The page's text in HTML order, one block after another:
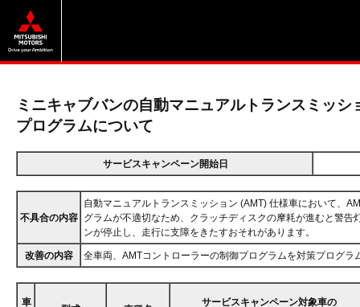
ミニキャブバンの自動マニュアルトランスミッシ
プログラムについて
サービスキャンペーン開始日
不具合の内容
自動マニュアルトランスミッション (AMT) 仕様車において、
グラムが不適切なため、クラッチディスクの摩耗が進むと警告
ンが停止し、走行に支障をきたすおそれがあります。
改善の内容 全車両、AMTコントローラーの制御プログラムを対策プログラ
車
サービスキャンペーン対象車の